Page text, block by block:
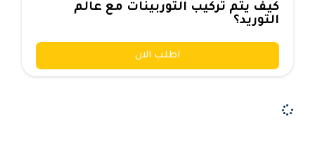
كيف يتم تركيب التوربينات مع عالم
التوريد؟
اطلب الان